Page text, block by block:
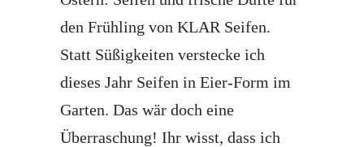
den Frühling von KLAR Seifen.
Statt Süßigkeiten verstecke ich
dieses Jahr Seifen in Eier-Form im
Garten. Das wär doch eine
Überraschung! Ihr wisst, dass ich